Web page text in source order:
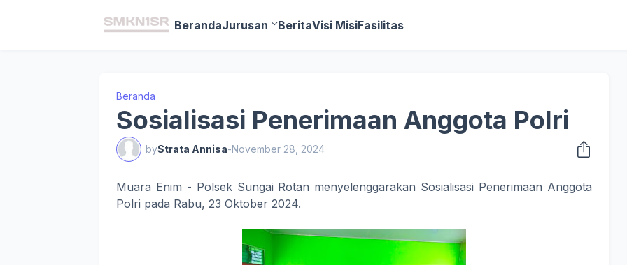
BerandaJurusan BeritaVisi MisiFasilitas
Beranda
Sosialisasi Penerimaan Anggota Polri
byStrata Annisa-November 28, 2024
Muara Enim - Polsek Sungai Rotan menyelenggarakan Sosialisasi Penerimaan Anggota
Polri pada Rabu, 23 Oktober 2024.